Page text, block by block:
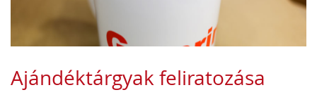
Ajándéktárgyak feliratozása